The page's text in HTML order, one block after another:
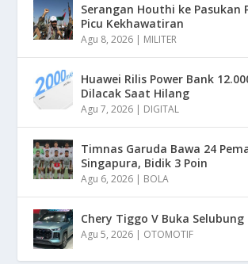
Serangan Houthi ke Pasukan
Picu Kekhawatiran
Agu 8, 2026 | MILITER
Huawei Rilis Power Bank
Dilacak Saat Hilang
Agu 7, 2026 | DIGITAL
Timnas Garuda Bawa 24
Singapura, Bidik 3 Poin
Agu 6, 2026 | BOLA
Chery Tiggo V Buka Selubung
Agu 5, 2026 | OTOMOTIF